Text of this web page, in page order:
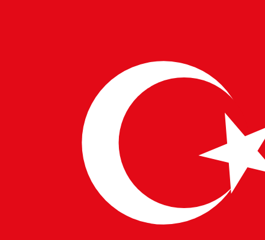
PULSETECH INNOVATION CENTER
Eğlence Parklarının Sihri: Heyecan ve
Teknolojinin Birleşimi
Lunaparklar ve tema parkları eğlence sektöründe benzersiz bir
yere sahiptir. Bunlar sadece eğlence alanları değil; ziyaretçilere
unutulmaz anılar sunmak için en son teknolojiyi…